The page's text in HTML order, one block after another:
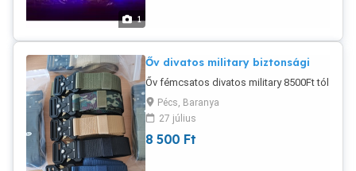
1
Őv divatos military biztonsági
Őv fémcsatos divatos military 8500Ft tól
Pécs, Baranya
27 július
8 500 Ft